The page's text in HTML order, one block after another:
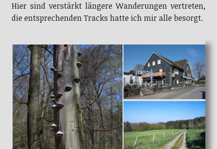
Hier sind verstärkt längere Wanderungen vertreten,
die entsprechenden Tracks hatte ich mir alle besorgt.